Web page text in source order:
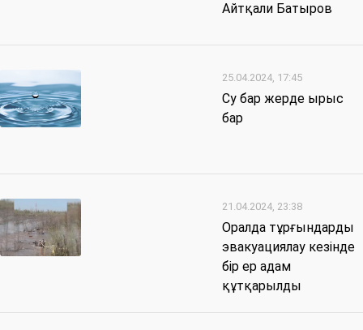
Айтқали Батыров
25.04.2024, 17:45
Су бар жерде ырыс
бар
21.04.2024, 23:38
Оралда тұрғындарды
эвакуациялау кезінде
бір ер адам
құтқарылды